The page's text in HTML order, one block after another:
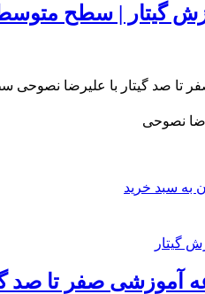
گیتار | سطح متوسط |
تا صد گیتار با علیرضا نصوحی
نصوحی
به سبد خرید
آموزشی صفر تا صد